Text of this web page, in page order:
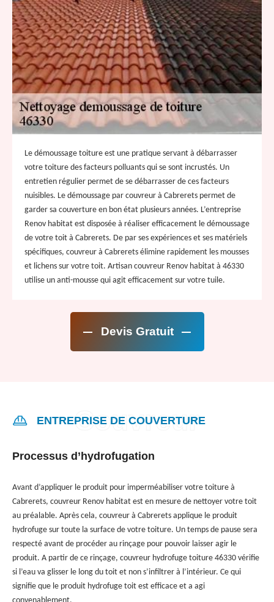
Le démoussage toiture est une pratique servant à débarrasser
votre toiture des facteurs polluants qui se sont incrustés. Un
entretien régulier permet de se débarrasser de ces facteurs
nuisibles. Le démoussage par couvreur à Cabrerets permet de
garder sa couverture en bon état plusieurs années. L’entreprise
Renov habitat est disposée à réaliser efficacement le démoussage
de votre toit à Cabrerets. De par ses expériences et ses matériels
spécifiques, couvreur à Cabrerets élimine rapidement les mousses
et lichens sur votre toit. Artisan couvreur Renov habitat à 46330
utilise un anti-mousse qui agit efficacement sur votre tuile.
Devis Gratuit
ENTREPRISE DE COUVERTURE
Processus d’hydrofugation
Avant d’appliquer le produit pour imperméabiliser votre toiture à
Cabrerets, couvreur Renov habitat est en mesure de nettoyer votre toit
au préalable. Après cela, couvreur à Cabrerets applique le produit
hydrofuge sur toute la surface de votre toiture. Un temps de pause sera
respecté avant de procéder au rinçage pour pouvoir laisser agir le
produit. A partir de ce rinçage, couvreur hydrofuge toiture 46330 vérifie
si l’eau va glisser le long du toit et non s’infiltrer à l’intérieur. Ce qui
signifie que le produit hydrofuge toit est efficace et a agi